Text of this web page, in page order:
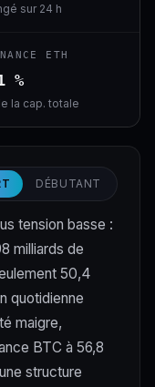
sur 24 h
ETH
%
la cap. totale
DÉBUTANT
tension basse :
milliards de
50,4
quotidienne
maigre,
BTC à 56,8
structure